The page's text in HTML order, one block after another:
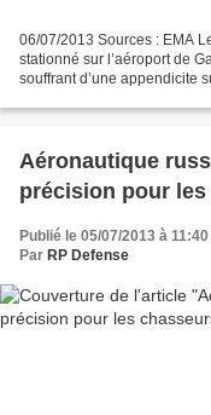
06/07/2013 Sources : EMA
stationné sur l’aéroport de
souffrant d’une appendicite
Aéronautique
précision pour
Publié le 05/07/2013 à 11:40
Par RP Defense